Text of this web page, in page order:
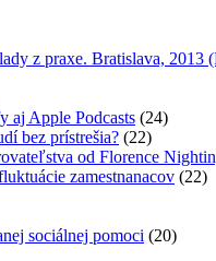
z praxe. Bratislava, 2013
aj Apple Podcasts (24)
bez prístrešia? (22)
od Florence
zamestnanacov (22)
sociálnej pomoci (20)